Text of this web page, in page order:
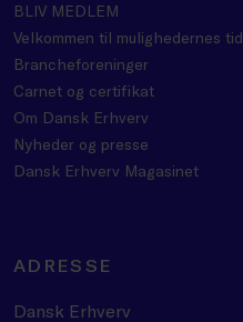
BLIV MEDLEM
Velkommen til mulighedernes tid
Brancheforeninger
Carnet og certifikat
Om Dansk Erhverv
Nyheder og presse
Dansk Erhverv Magasinet
ADRESSE
Dansk Erhverv